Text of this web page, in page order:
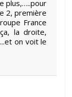
plus,…..pour
2, première
France
la droite,
on voit le